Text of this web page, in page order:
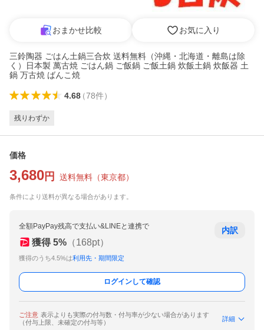
おまかせ比較 お気に入り
三鈴陶器 ごはん土鍋三合炊 送料無料（沖縄・北海道・離島は除
く）日本製 萬古焼 ごはん鍋 ご飯鍋 ご飯土鍋 炊飯土鍋 炊飯器 土
鍋 万古焼 ばんこ焼
4.68（78件）
残りわずか
価格
3,680 円 送料無料 （東京都）
条件により送料が異なる場合があります。
全額PayPay残高で支払い&LINEと連携で
獲得 5% （168pt）
獲得のうち4.5%は利用先・期間限定
内訳
ログインして確認
ご注意 表示よりも実際の付与数・付与率が少ない場合があります
（付与上限、未確定の付与等）
詳細